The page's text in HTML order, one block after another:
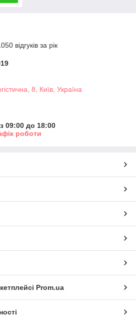
відгуків за рік
8, Київ, Україна
09:00 до 18:00
роботи
Prom.ua